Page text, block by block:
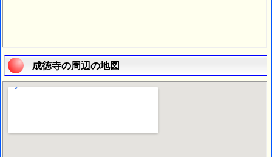
成徳寺の周辺の地図